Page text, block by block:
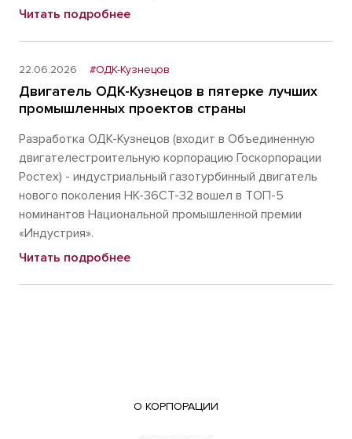
Читать подробнее
22.06.2026 #ОДК-Кузнецов
Двигатель ОДК-Кузнецов в пятерке лучших
промышленных проектов страны
Разработка ОДК-Кузнецов (входит в Объединенную
двигателестроительную корпорацию Госкорпорации
Ростех) - индустриальный газотурбинный двигатель
нового поколения НК-36СТ-32 вошел в ТОП-5
номинантов Национальной промышленной премии
«Индустрия».
Читать подробнее
О КОРПОРАЦИИ